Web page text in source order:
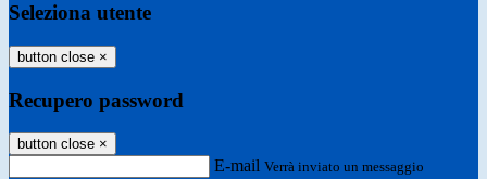
Seleziona utente
button close ×
Recupero password
button close ×
E-mail Verrà inviato un messaggio